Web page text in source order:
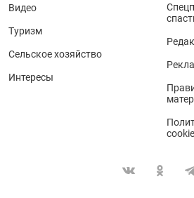
Видео
Туризм
Сельское хозяйство
Интересы